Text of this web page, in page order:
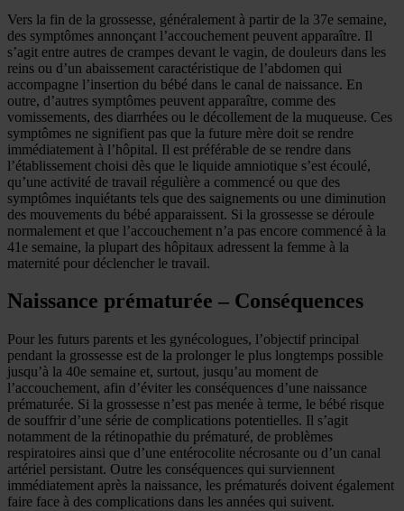
Vers la fin de la grossesse, généralement à partir de la 37e semaine,
des symptômes annonçant l’accouchement peuvent apparaître. Il
s’agit entre autres de crampes devant le vagin, de douleurs dans les
reins ou d’un abaissement caractéristique de l’abdomen qui
accompagne l’insertion du bébé dans le canal de naissance. En
outre, d’autres symptômes peuvent apparaître, comme des
vomissements, des diarrhées ou le décollement de la muqueuse. Ces
symptômes ne signifient pas que la future mère doit se rendre
immédiatement à l’hôpital. Il est préférable de se rendre dans
l’établissement choisi dès que le liquide amniotique s’est écoulé,
qu’une activité de travail régulière a commencé ou que des
symptômes inquiétants tels que des saignements ou une diminution
des mouvements du bébé apparaissent. Si la grossesse se déroule
normalement et que l’accouchement n’a pas encore commencé à la
41e semaine, la plupart des hôpitaux adressent la femme à la
maternité pour déclencher le travail.
Naissance prématurée – Conséquences
Pour les futurs parents et les gynécologues, l’objectif principal
pendant la grossesse est de la prolonger le plus longtemps possible
jusqu’à la 40e semaine et, surtout, jusqu’au moment de
l’accouchement, afin d’éviter les conséquences d’une naissance
prématurée. Si la grossesse n’est pas menée à terme, le bébé risque
de souffrir d’une série de complications potentielles. Il s’agit
notamment de la rétinopathie du prématuré, de problèmes
respiratoires ainsi que d’une entérocolite nécrosante ou d’un canal
artériel persistant. Outre les conséquences qui surviennent
immédiatement après la naissance, les prématurés doivent également
faire face à des complications dans les années qui suivent.